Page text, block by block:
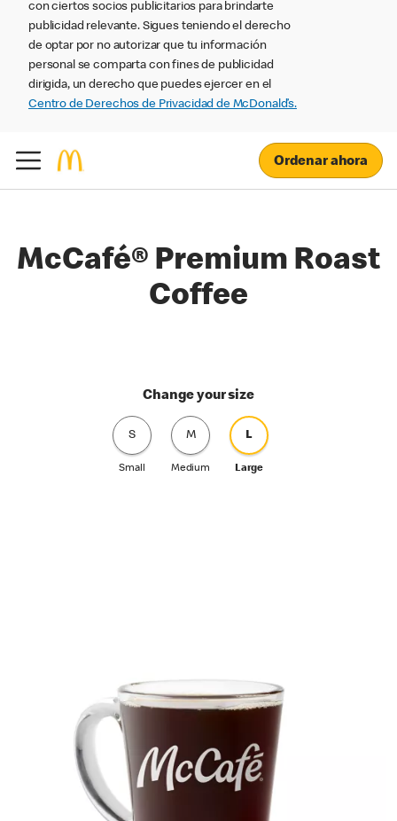
con ciertos socios publicitarios para brindarte
publicidad relevante. Sigues teniendo el derecho
de optar por no autorizar que tu información
personal se comparta con fines de publicidad
dirigida, un derecho que puedes ejercer en el
Centro de Derechos de Privacidad de McDonald’s.
Ordenar ahora
McCafé® Premium Roast
Coffee
Change your size
S
Small
M
Medium
L
Large